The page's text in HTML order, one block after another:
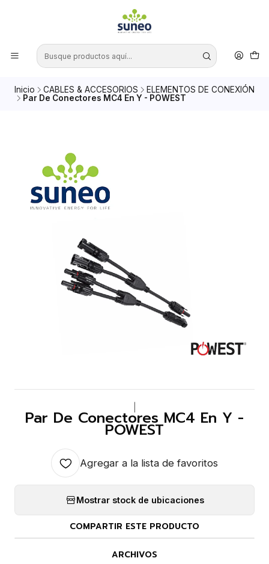
Inicio CABLES & ACCESORIOS
ELEMENTOS DE CONEXIÓN
Par De Conectores MC4 En Y - POWEST
Par De Conectores MC4 En Y -
POWEST
Agregar a la lista de favoritos
Mostrar stock de ubicaciones
COMPARTIR ESTE PRODUCTO
ARCHIVOS